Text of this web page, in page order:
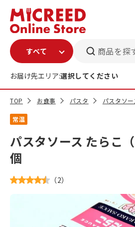
商品を探
お届け先エリア:選択してください
TOP お食事 パスタ パスタソー
常温
パスタソース たらこ
個
（2）